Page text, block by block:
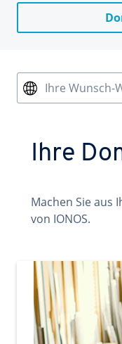
Ihre Wunsch-
Ihre
Machen Sie aus
von IONOS.